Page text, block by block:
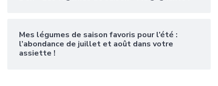
Mes légumes de saison favoris pour l’été :
l’abondance de juillet et août dans votre
assiette !